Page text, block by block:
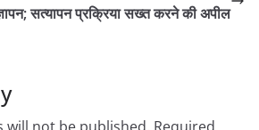
सत्यापन प्रक्रिया सख्त करने की अपील